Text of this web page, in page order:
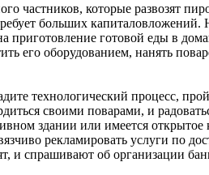
частников, которые развозят
больших капиталовложений.
приготовление готовой еды в
его оборудованием, нанять
технологический процесс,
своими поварами, и
здании или имеется
рекламировать услуги по
и спрашивают об организации